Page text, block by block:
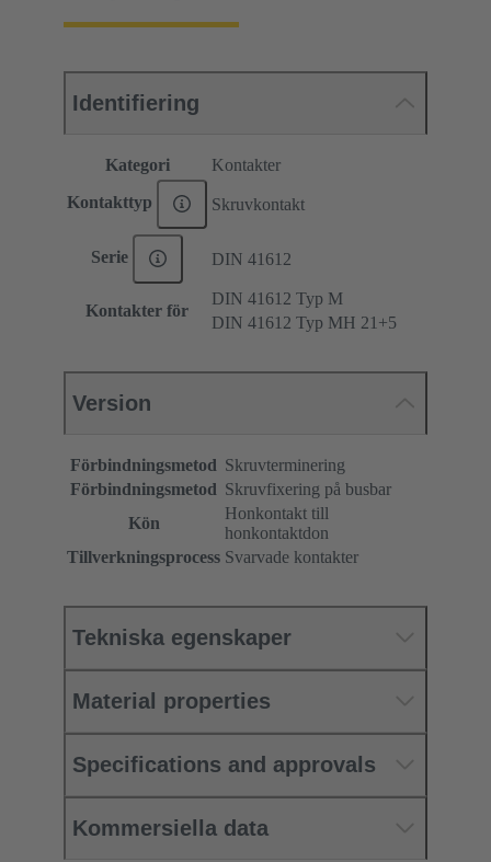
Identifiering
Kategori Kontakter
Kontakttyp Skruvkontakt
Serie DIN 41612
Kontakter för
DIN 41612 Typ M
DIN 41612 Typ MH 21+5
Version
Förbindningsmetod Skruvterminering
Förbindningsmetod Skruvfixering på busbar
Kön
Honkontakt till
honkontaktdon
Tillverkningsprocess Svarvade kontakter
Tekniska egenskaper
Material properties
Specifications and approvals
Kommersiella data